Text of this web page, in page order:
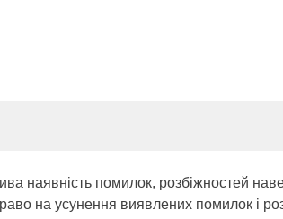
наявність помилок, розбіжностей
на усунення виявлених помилок і